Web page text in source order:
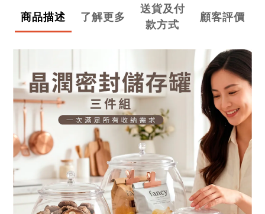
商品描述 了解更多
送貨及付
款方式
顧客評價